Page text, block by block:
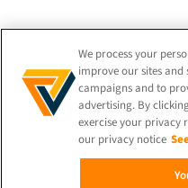
RESTEZ
© 2026 iProov |
We process your
improve our sites
campaigns and to
advertising. By
exercise your privacy
our privacy notice